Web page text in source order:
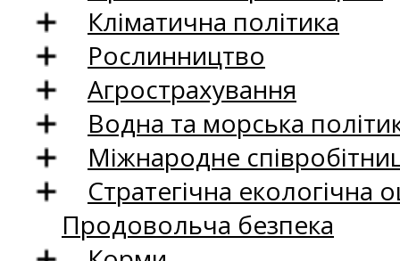
Кліматична політика
Рослинництво
Агрострахування
Водна та морська
Міжнародне
Стратегічна екологічна
Продовольча безпека